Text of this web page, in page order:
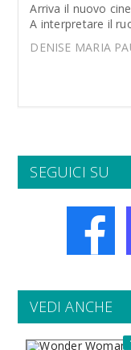
Arriva il nuovo
A interpretare il
DENISE MARIA
SEGUICI SU
VEDI ANCHE